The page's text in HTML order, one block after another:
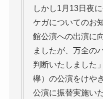
しかし1月13日夜
ケガについてのお
館公演への出演に
ましたが、万全の
判断いたしました
欅）の公演をけや
公演に振替実施い